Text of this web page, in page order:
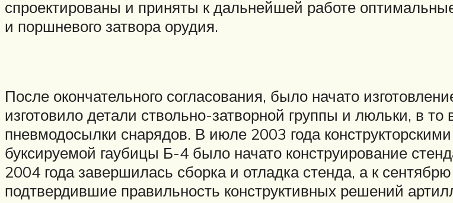
спроектированы и приняты к дальнейшей работе
и поршневого затвора орудия.
После окончательного согласования, было начато
изготовило детали ствольно-затворной группы и люльки, в
пневмодосылки снарядов. В июле 2003 года
буксируемой гаубицы Б-4 было начато конструирование
2004 года завершилась сборка и отладка стенда, а к
подтвердившие правильность конструктивных решений